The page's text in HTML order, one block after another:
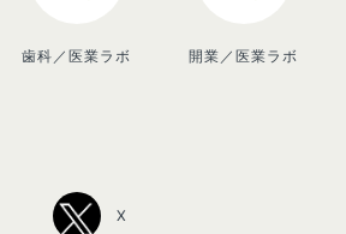
歯科／医業ラボ 開業／医業ラボ
X